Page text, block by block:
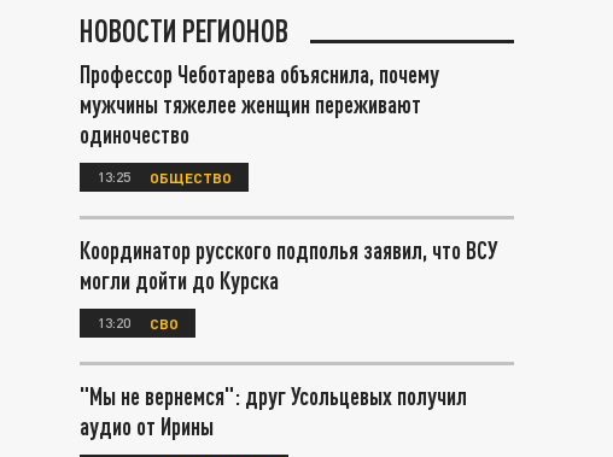
НОВОСТИ РЕГИОНОВ
Профессор Чеботарева объяснила, почему
мужчины тяжелее женщин переживают
одиночество
13:25 ОБЩЕСТВО
Координатор русского подполья заявил, что ВСУ
могли дойти до Курска
13:20 СВО
"Мы не вернемся": друг Усольцевых получил
аудио от Ирины